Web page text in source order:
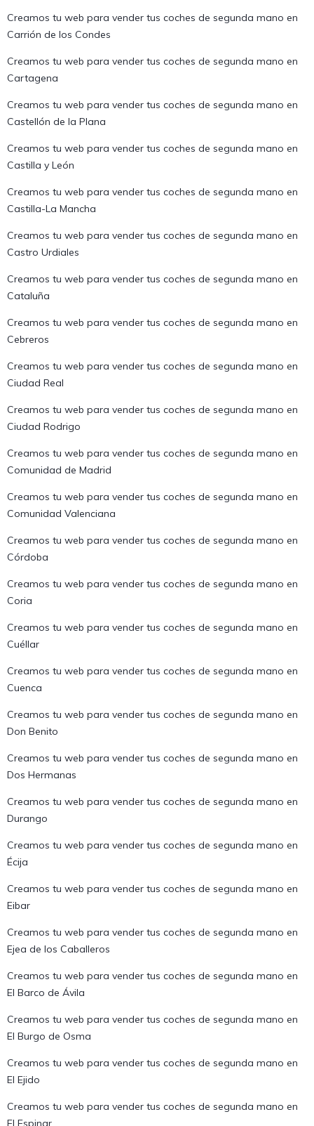
Creamos tu web para vender tus coches de segunda mano en
Carrión de los Condes
Creamos tu web para vender tus coches de segunda mano en
Cartagena
Creamos tu web para vender tus coches de segunda mano en
Castellón de la Plana
Creamos tu web para vender tus coches de segunda mano en
Castilla y León
Creamos tu web para vender tus coches de segunda mano en
Castilla-La Mancha
Creamos tu web para vender tus coches de segunda mano en
Castro Urdiales
Creamos tu web para vender tus coches de segunda mano en
Cataluña
Creamos tu web para vender tus coches de segunda mano en
Cebreros
Creamos tu web para vender tus coches de segunda mano en
Ciudad Real
Creamos tu web para vender tus coches de segunda mano en
Ciudad Rodrigo
Creamos tu web para vender tus coches de segunda mano en
Comunidad de Madrid
Creamos tu web para vender tus coches de segunda mano en
Comunidad Valenciana
Creamos tu web para vender tus coches de segunda mano en
Córdoba
Creamos tu web para vender tus coches de segunda mano en
Coria
Creamos tu web para vender tus coches de segunda mano en
Cuéllar
Creamos tu web para vender tus coches de segunda mano en
Cuenca
Creamos tu web para vender tus coches de segunda mano en
Don Benito
Creamos tu web para vender tus coches de segunda mano en
Dos Hermanas
Creamos tu web para vender tus coches de segunda mano en
Durango
Creamos tu web para vender tus coches de segunda mano en
Écija
Creamos tu web para vender tus coches de segunda mano en
Eibar
Creamos tu web para vender tus coches de segunda mano en
Ejea de los Caballeros
Creamos tu web para vender tus coches de segunda mano en
El Barco de Ávila
Creamos tu web para vender tus coches de segunda mano en
El Burgo de Osma
Creamos tu web para vender tus coches de segunda mano en
El Ejido
Creamos tu web para vender tus coches de segunda mano en
El Espinar